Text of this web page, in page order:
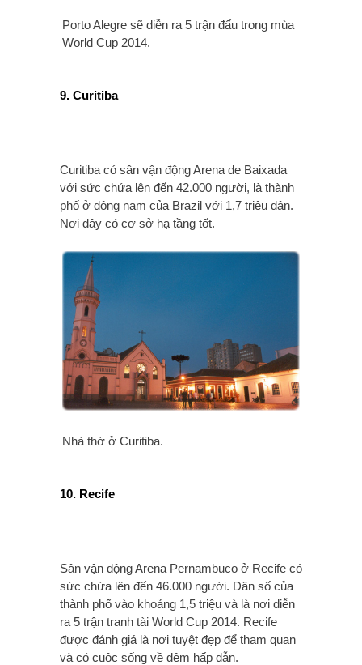
Porto Alegre sẽ diễn ra 5 trận đấu trong mùa
World Cup 2014.
9. Curitiba
Curitiba có sân vận động Arena de Baixada
với sức chứa lên đến 42.000 người, là thành
phố ở đông nam của Brazil với 1,7 triệu dân.
Nơi đây có cơ sở hạ tầng tốt.
Nhà thờ ở Curitiba.
10. Recife
Sân vận động Arena Pernambuco ở Recife có
sức chứa lên đến 46.000 người. Dân số của
thành phố vào khoảng 1,5 triệu và là nơi diễn
ra 5 trận tranh tài World Cup 2014. Recife
được đánh giá là nơi tuyệt đẹp để tham quan
và có cuộc sống về đêm hấp dẫn.